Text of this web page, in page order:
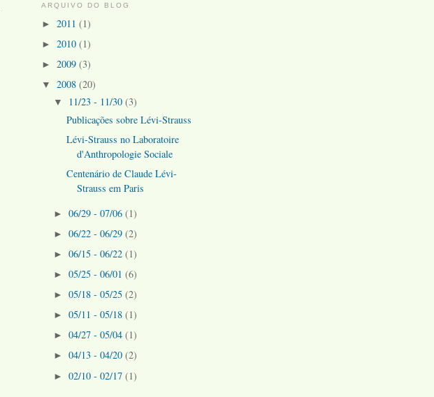
ARQUIVO DO BLOG
► 2011 (1)
► 2010 (1)
► 2009 (3)
▼ 2008 (20)
▼ 11/23 - 11/30(3)
Publicações sobre Lévi-Strauss
Lévi-Strauss no Laboratoire
d'Anthropologie Sociale
Centenário de Claude Lévi-
Strauss em Paris
►06/29 - 07/06(1)
►06/22 - 06/29(2)
►06/15 - 06/22(1)
►05/25 - 06/01(6)
►05/18 - 05/25(2)
►05/11 - 05/18(1)
►04/27 - 05/04(1)
►04/13 - 04/20(2)
►02/10 - 02/17(1)